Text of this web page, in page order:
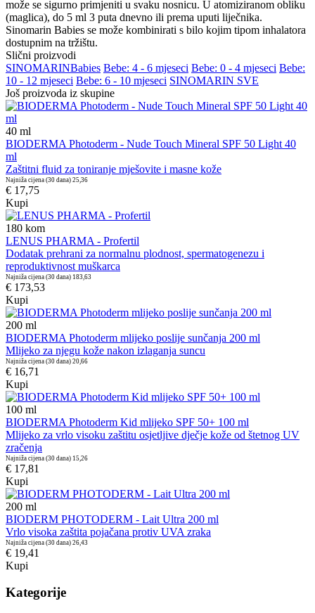
može se sigurno primjeniti u svaku nosnicu. U atomiziranom obliku
(maglica), do 5 ml 3 puta dnevno ili prema uputi liječnika.
Sinomarin Babies se može kombinirati s bilo kojim tipom inhalatora
dostupnim na tržištu.
Slični proizvodi
SINOMARINBabies Bebe: 4 - 6 mjeseci Bebe: 0 - 4 mjeseci Bebe:
10 - 12 mjeseci Bebe: 6 - 10 mjeseci SINOMARIN SVE
Još proizvoda iz skupine
40 ml
BIODERMA Photoderm - Nude Touch Mineral SPF 50 Light 40
ml
Zaštitni fluid za toniranje mješovite i masne kože
Najniža cijena (30 dana) 25,36
€ 17,75
Kupi
180 kom
LENUS PHARMA - Profertil
Dodatak prehrani za normalnu plodnost, spermatogenezu i
reproduktivnost muškarca
Najniža cijena (30 dana) 183,63
€ 173,53
Kupi
200 ml
BIODERMA Photoderm mlijeko poslije sunčanja 200 ml
Mlijeko za njegu kože nakon izlaganja suncu
Najniža cijena (30 dana) 20,66
€ 16,71
Kupi
100 ml
BIODERMA Photoderm Kid mlijeko SPF 50+ 100 ml
Mlijeko za vrlo visoku zaštitu osjetljive dječje kože od štetnog UV
zračenja
Najniža cijena (30 dana) 15,26
€ 17,81
Kupi
200 ml
BIODERM PHOTODERM - Lait Ultra 200 ml
Vrlo visoka zaštita pojačana protiv UVA zraka
Najniža cijena (30 dana) 26,43
€ 19,41
Kupi
Kategorije